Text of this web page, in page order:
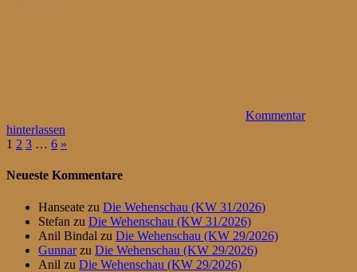
Kommentar
hinterlassen
Seitennummerierung
der
1 2 3 … 6 Nächste
»
Neueste Kommentare
Hanseate zu Die Wehenschau (KW 31/2026)
Stefan zu Die Wehenschau (KW 31/2026)
Anil Bindal zu Die Wehenschau (KW 29/2026)
Gunnarzu Die Wehenschau (KW 29/2026)
Anil zu Die Wehenschau (KW 29/2026)